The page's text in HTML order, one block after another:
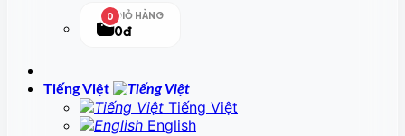
0 GIỎ HÀNG
0đ
Tiếng Việt
Tiếng Việt
English